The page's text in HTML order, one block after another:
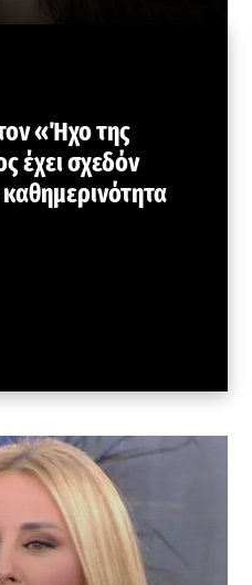
«Ήχο της
έχει σχεδόν